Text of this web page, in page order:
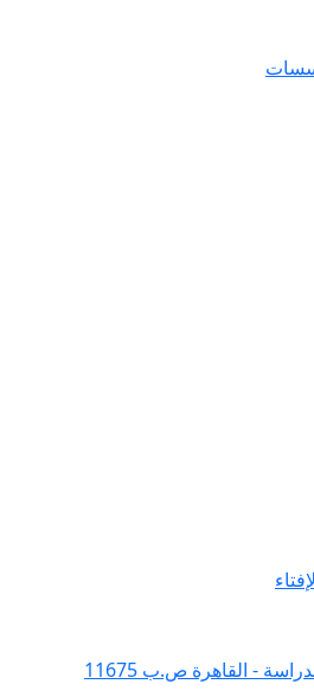
- القاهرة ص.ب 11675